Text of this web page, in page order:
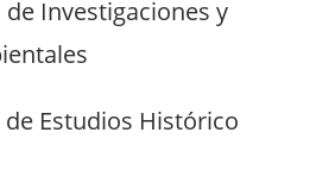
de Investigaciones y
Estudios Histórico